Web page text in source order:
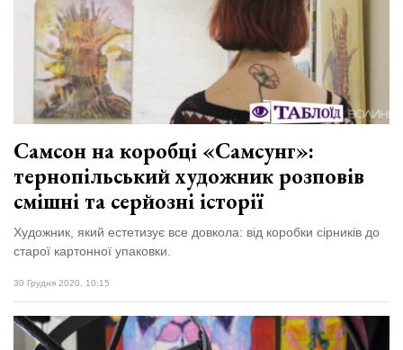
Самсон на коробці «Самсунг»:
тернопільський художник розповів
смішні та серйозні історії
Художник, який естетизує все довкола: від коробки сірників до
старої картонної упаковки.
30 Грудня 2020, 10:15